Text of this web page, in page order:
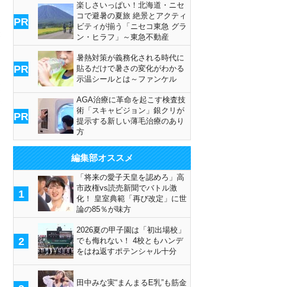
PR
楽しさいっぱい！北海道・ニセ
コで避暑の夏旅 絶景とアクティ
ビティが揃う「ニセコ東急 グラ
ン・ヒラフ」～東急不動産
PR
暑熱対策が義務化される時代に
貼るだけで暑さの変化がわかる
示温シールとは～ファンケル
PR
AGA治療に革命を起こす検査技
術「スキャビジョン」銀クリが
提示する新しい薄毛治療のあり
方
編集部オススメ
1
「将来の愛子天皇を認めろ」高
市政権vs読売新聞でバトル激
化！ 皇室典範「再び改定」に世
論の85％が味方
2
2026夏の甲子園は「初出場校」
でも侮れない！ 4校ともハンデ
をはね返すポテンシャル十分
田中みな実“まんまるE乳”も筋金